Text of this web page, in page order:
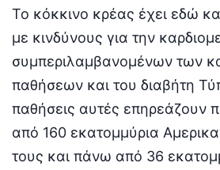
Το κόκκινο κρέας έχει εδώ
με κινδύνους για την
συμπεριλαμβανομένων των
παθήσεων και του διαβήτη
παθήσεις αυτές επηρεάζουν
από 160 εκατομμύρια
τους και πάνω από 36